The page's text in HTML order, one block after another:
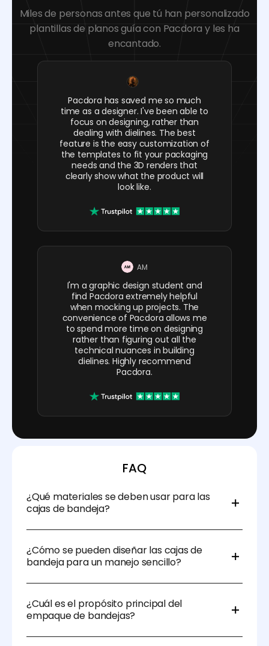
Miles de personas antes que tú han personalizado
plantillas de planos guía con Pacdora y les ha
encantado.
Pacdora has saved me so much
time as a designer. I've been able to
focus on designing, rather than
dealing with dielines. The best
feature is the easy customization of
the templates to fit your packaging
needs and the 3D renders that
clearly show what the product will
look like.
AM
I'm a graphic design student and
find Pacdora extremely helpful
when mocking up projects. The
convenience of Pacdora allows me
to spend more time on designing
rather than figuring out all the
technical nuances in building
dielines. Highly recommend
Pacdora.
FAQ
¿Qué materiales se deben usar para las
cajas de bandeja?
materiales como cartón o plástico. El empaque de
cartón es ideal para productos ligeros y es rentable
para embalajes a granel.
¿Cómo se pueden diseñar las cajas de
bandeja para un manejo sencillo?
el transporte de artículos pesados o grandes.
También pueden reducir el peso de la bandeja para
que sea más fácil de manejar para los trabajadores.
¿Cuál es el propósito principal del
empaque de bandejas?